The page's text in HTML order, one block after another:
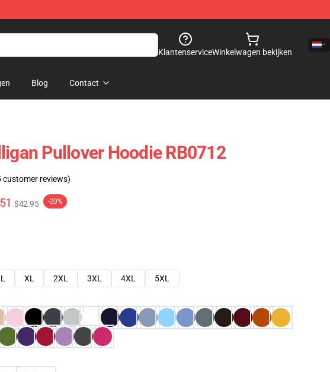
KlantenserviceWinkelwagen bekijken
Blog Contact
Pullover Hoodie RB0712
customer reviews)
$42.95 -20%
L XL 2XL 3XL 4XL
5XL